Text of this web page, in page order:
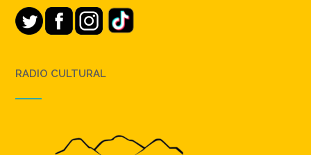
RADIO CULTURAL